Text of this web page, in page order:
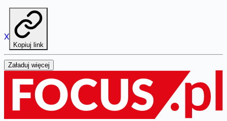
X
Kopiuj link
Załaduj więcej